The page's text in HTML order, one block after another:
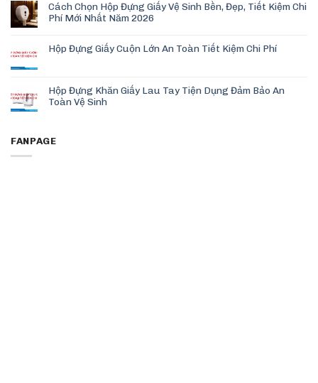
Cách Chọn Hộp Đựng Giấy Vệ Sinh Bền, Đẹp, Tiết Kiệm Chi
Phí Mới Nhất Năm 2026
Hộp Đựng Giấy Cuộn Lớn An Toàn Tiết Kiệm Chi Phí
Hộp Đựng Khăn Giấy Lau Tay Tiện Dụng Đảm Bảo An
Toàn Vệ Sinh
FANPAGE